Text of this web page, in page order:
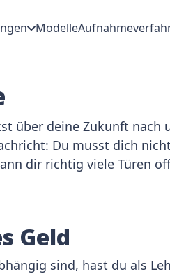
Modelle
über deine Zukunft
Du musst dich
dir richtig viele Türen
Geld
sind, hast du als